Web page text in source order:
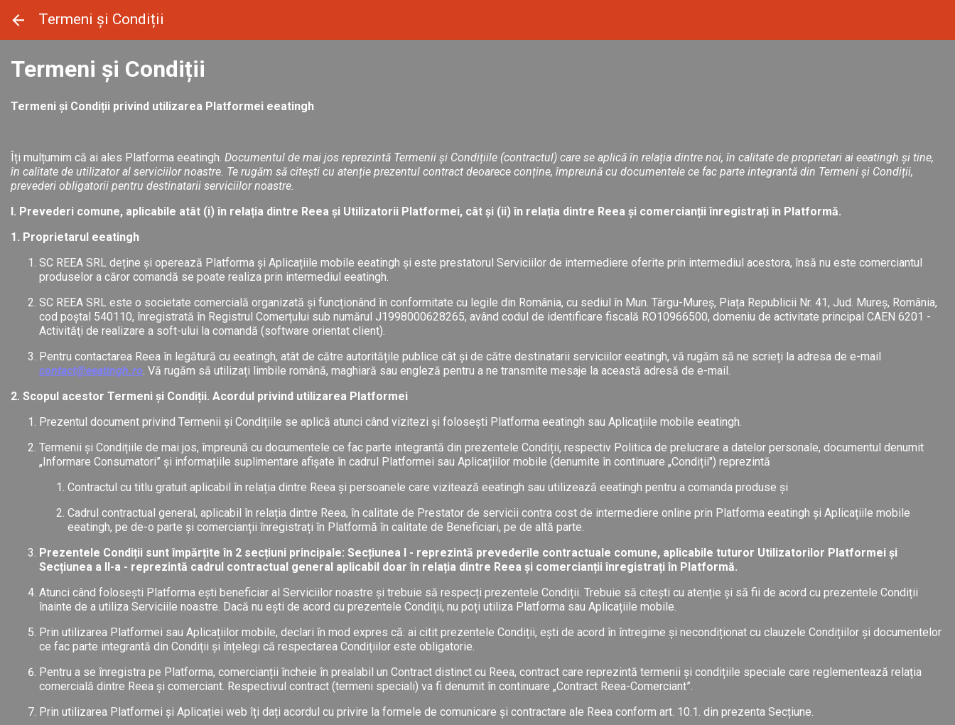
Termeni și Condiții
Termeni și Condiții
Termeni și Condiții privind utilizarea Platformei eeatingh
Îți mulțumim că ai ales Platforma eeatingh. Documentul de mai jos reprezintă Termenii și Condițiile (contractul) care se aplică în relația dintre noi, în calitate de proprietari ai eeatingh și tine,
în calitate de utilizator al serviciilor noastre. Te rugăm să citești cu atenție prezentul contract deoarece conține, împreună cu documentele ce fac parte integrantă din Termeni și Condiții,
prevederi obligatorii pentru destinatarii serviciilor noastre.
I. Prevederi comune, aplicabile atât (i) în relația dintre Reea și Utilizatorii Platformei, cât și (ii) în relația dintre Reea și comercianții înregistrați în Platformă.
1. Proprietarul eeatingh
SC REEA SRL deține și operează Platforma și Aplicațiile mobile eeatingh și este prestatorul Serviciilor de intermediere oferite prin intermediul acestora, însă nu este comerciantul
produselor a căror comandă se poate realiza prin intermediul eeatingh.
SC REEA SRL este o societate comercială organizată și funcționând în conformitate cu legile din România, cu sediul în Mun. Târgu-Mureș, Piața Republicii Nr. 41, Jud. Mureș, România,
cod poștal 540110, înregistrată în Registrul Comerțului sub numărul J1998000628265, având codul de identificare fiscală RO10966500, domeniu de activitate principal CAEN 6201 -
Activităţi de realizare a soft-ului la comandă (software orientat client).
Pentru contactarea Reea în legătură cu eeatingh, atât de către autoritățile publice cât și de către destinatarii serviciilor eeatingh, vă rugăm să ne scrieți la adresa de e-mail
contact@eeatingh.ro. Vă rugăm să utilizați limbile română, maghiară sau engleză pentru a ne transmite mesaje la această adresă de e-mail.
2. Scopul acestor Termeni și Condiții. Acordul privind utilizarea Platformei
Prezentul document privind Termenii și Condițiile se aplică atunci când vizitezi și folosești Platforma eeatingh sau Aplicațiile mobile eeatingh.
Termenii și Condițiile de mai jos, împreună cu documentele ce fac parte integrantă din prezentele Condiții, respectiv Politica de prelucrare a datelor personale, documentul denumit
„Informare Consumatori” și informațiile suplimentare afișate în cadrul Platformei sau Aplicațiilor mobile (denumite în continuare „Condiții") reprezintă
Contractul cu titlu gratuit aplicabil în relația dintre Reea și persoanele care vizitează eeatingh sau utilizează eeatingh pentru a comanda produse și
Cadrul contractual general, aplicabil în relația dintre Reea, în calitate de Prestator de servicii contra cost de intermediere online prin Platforma eeatingh și Aplicațiile mobile
eeatingh, pe de-o parte și comercianții înregistrați în Platformă în calitate de Beneficiari, pe de altă parte.
Prezentele Condiții sunt împărțite în 2 secțiuni principale: Secțiunea I - reprezintă prevederile contractuale comune, aplicabile tuturor Utilizatorilor Platformei și
Secțiunea a II-a - reprezintă cadrul contractual general aplicabil doar în relația dintre Reea și comercianții înregistrați în Platformă.
Atunci când folosești Platforma ești beneficiar al Serviciilor noastre și trebuie să respecți prezentele Condiții. Trebuie să citești cu atenție și să fii de acord cu prezentele Condiții
înainte de a utiliza Serviciile noastre. Dacă nu ești de acord cu prezentele Condiții, nu poți utiliza Platforma sau Aplicațiile mobile.
Prin utilizarea Platformei sau Aplicațiilor mobile, declari în mod expres că: ai citit prezentele Condiții, ești de acord în întregime și necondiționat cu clauzele Condițiilor și documentelor
ce fac parte integrantă din Condiții și înțelegi că respectarea Condițiilor este obligatorie.
Pentru a se înregistra pe Platforma, comercianții încheie în prealabil un Contract distinct cu Reea, contract care reprezintă termenii și condițiile speciale care reglementează relația
comercială dintre Reea și comerciant. Respectivul contract (termeni speciali) va fi denumit în continuare „Contract Reea-Comerciant”.
Prin utilizarea Platformei și Aplicației web îți dați acordul cu privire la formele de comunicare și contractare ale Reea conform art. 10.1. din prezenta Secțiune.